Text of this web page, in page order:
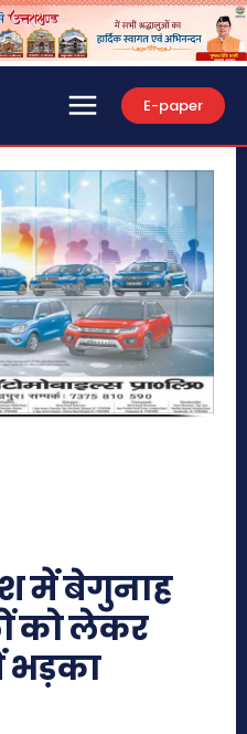
E-paper
में बेगुनाह
को लेकर
भड़का